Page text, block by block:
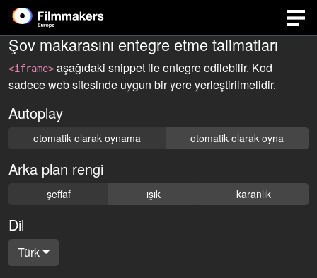
Şov makarasını entegre etme talimatları
<iframe> aşağıdaki snippet ile entegre edilebilir. Kod
sadece web sitesinde uygun bir yere yerleştirilmelidir.
Autoplay
otomatik olarak oynama otomatik olarak oyna
Arka plan rengi
şeffaf ışık karanlık
Dil
Türk